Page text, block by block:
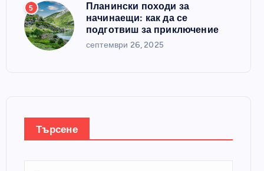
5
Планински походи за
начинаещи: как да се
подготвиш за приключение
септември 26, 2025
Търсене